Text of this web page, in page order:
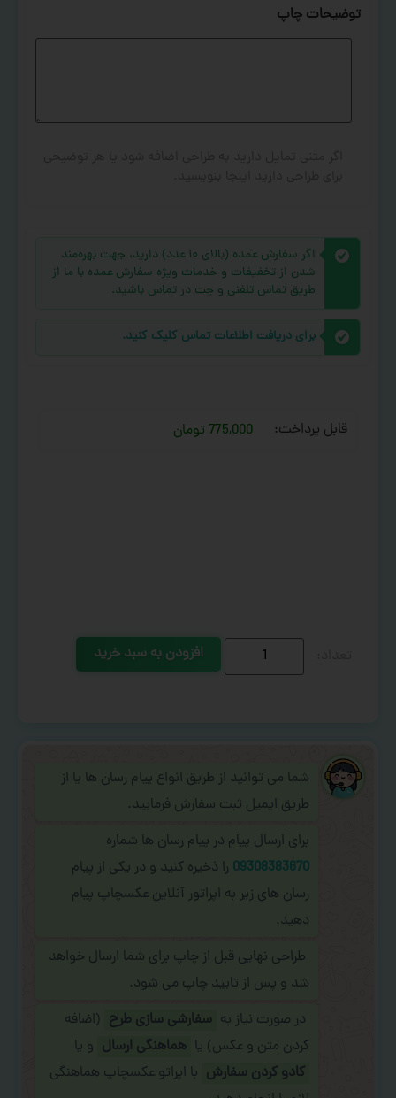
توضیحات چاپ
اگر سفارش عمده (بالای ۱۰ عدد) دارید، جهت بهره‌مند
شدن از تخفیفات و خدمات ویژه سفارش عمده با ما از
طریق تماس تلفنی و چت در تماس باشید.
برای دریافت اطلاعات تماس کلیک کنید.
قابل پرداخت: 775,000 تومان
افزودن به سبد خرید
شما می توانید از طریق انواع پیام رسان ها یا از
طریق ایمیل ثبت سفارش فرمایید.
برای ارسال پیام در پیام رسان ها شماره
09308383670 را ذخیره کنید و در یکی از پیام
رسان های زیر به اپراتور آنلاین عکسچاپ پیام
دهید.
طراحی نهایی قبل از چاپ برای شما ارسال خواهد
شد و پس از تایید چاپ می شود.
در صورت نیاز به سفارشی سازی طرح (اضافه
کردن متن و عکس) یا هماهنگی ارسال و یا
کادو کردن سفارش با اپراتو عکسچاپ هماهنگی